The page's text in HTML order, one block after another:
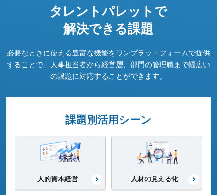
タレントパレットで
解決できる課題
必要なときに使える豊富な機能をワンプラットフォームで提供
することで、
人事担当者から経営層、部門の管理職まで幅広い
の課題に対応することができます。
課題別活用シーン
人的資本経営 人材の見える化